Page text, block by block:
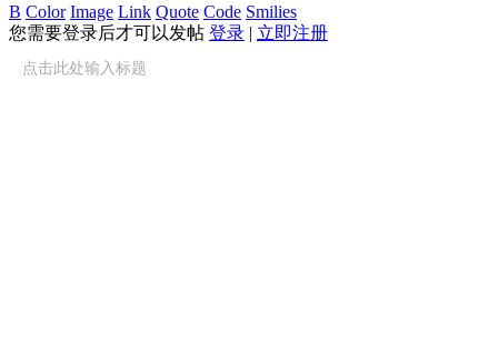
B Color Image Link Quote Code Smilies
您需要登录后才可以发帖 登录 | 立即注册